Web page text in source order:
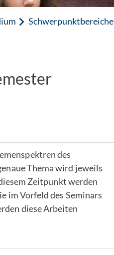
Schwerpunktbereiche
des
Thema wird jeweils
Zeitpunkt werden
im Vorfeld des Seminars
diese Arbeiten